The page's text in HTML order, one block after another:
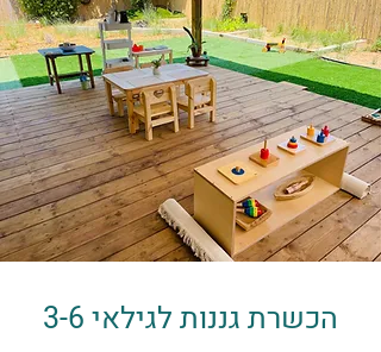
הכשרת גננות לגילאי 3-6